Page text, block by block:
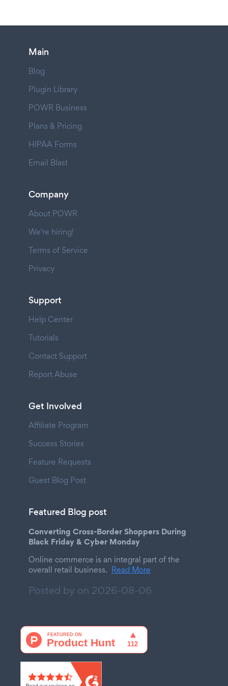
Main
Blog
Plugin Library
POWR Business
Plans & Pricing
HIPAA Forms
Email Blast
Company
About POWR
We're hiring!
Terms of Service
Privacy
Support
Help Center
Tutorials
Contact Support
Report Abuse
Get Involved
Affiliate Program
Success Stories
Feature Requests
Guest Blog Post
Featured Blog post
Converting Cross-Border Shoppers During
Black Friday & Cyber Monday
Online commerce is an integral part of the
overall retail business. Read More
Posted by on 2026-08-06